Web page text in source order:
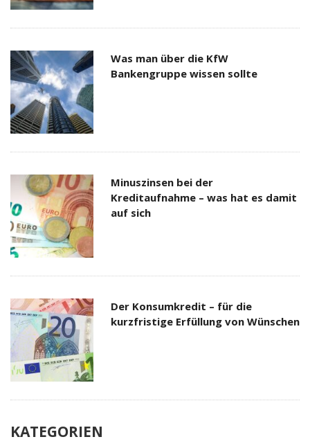
Was man über die KfW
Bankengruppe wissen sollte
Minuszinsen bei der
Kreditaufnahme – was hat es damit
auf sich
Der Konsumkredit – für die
kurzfristige Erfüllung von Wünschen
KATEGORIEN